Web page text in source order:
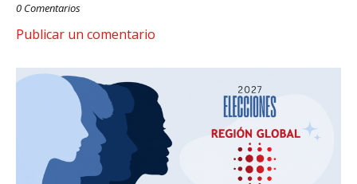
0 Comentarios
Publicar un comentario